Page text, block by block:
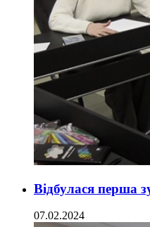
Відбулася перша
07.02.2024